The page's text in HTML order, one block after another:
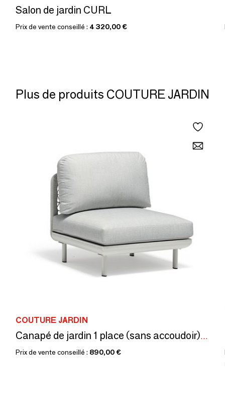
Salon de jardin CURL
Prix de vente conseillé : 4 320,00 €
Plus de produits COUTURE JARDIN
COUTURE JARDIN
Canapé de jardin 1 place (sans accoudoir) CLUB
Prix de vente conseillé : 890,00 €